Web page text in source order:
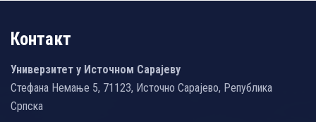
Контакт
Универзитет у Источном Сарајеву
Стефана Немање 5, 71123, Источно Сарајево, Република
Српска